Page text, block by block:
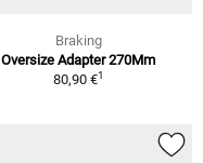
Braking
Oversize Adapter 270Mm
80,90 €1